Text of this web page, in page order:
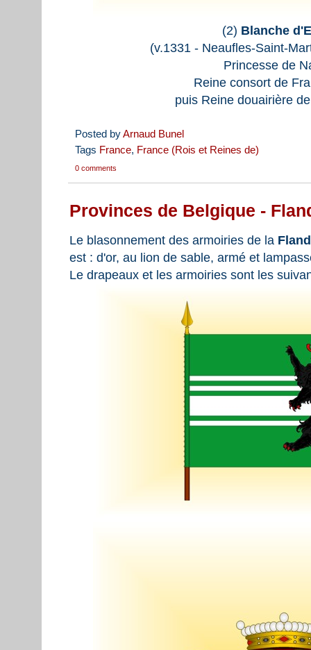
(2) Blanche
(v.1331 - Neaufles-Saint-
Princesse de
Reine consort de
puis Reine douairière
Posted byArnaud Bunel
Tags France, France (Rois et Reines de)
0 comments
Provinces de Belgique -
Le blasonnement des armoiries de la
est : d'or, au lion de sable, armé et
Le drapeaux et les armoiries sont les